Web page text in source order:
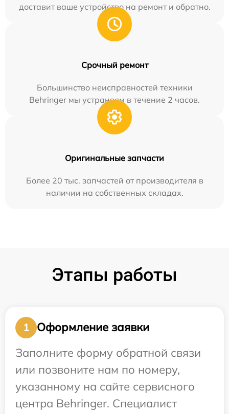
доставит ваше устройство на ремонт и обратно.
Срочный ремонт
Большинство неисправностей техники
Behringer мы устраняем в течение 2 часов.
Оригинальные запчасти
Более 20 тыс. запчастей от производителя в
наличии на собственных складах.
Этапы работы
1
Оформление заявки
Заполните форму обратной связи
или позвоните нам по номеру,
указанному на сайте сервисного
центра Behringer. Специалист